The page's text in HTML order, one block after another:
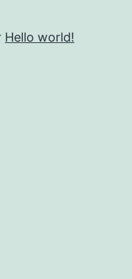
Hello world!